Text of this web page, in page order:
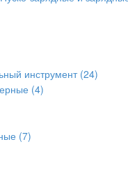
инструмент(24)
(4)
(7)